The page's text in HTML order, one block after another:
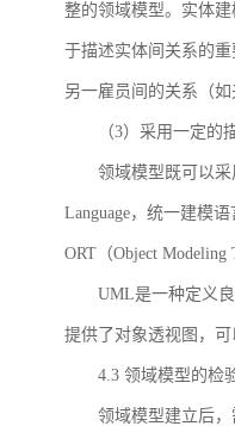
整的领域模型。实体
于描述实体间关系的
另一雇员间的关系（
（3）采用一定
领域模型既可以
Language，统一建模
ORT（Object
UML是一种定义
提供了对象透视图，
4.3 领域模型的检
领域模型建立后